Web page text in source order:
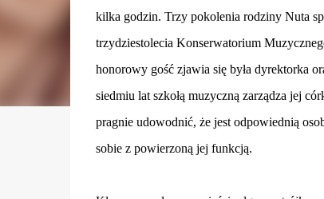
kilka godzin. Trzy pokolenia rodziny Nuta
trzydziestolecia Konserwatorium
honorowy gość zjawia się była dyrektorka
siedmiu lat szkołą muzyczną zarządza jej
pragnie udowodnić, że jest odpowiednią
sobie z powierzoną jej funkcją.